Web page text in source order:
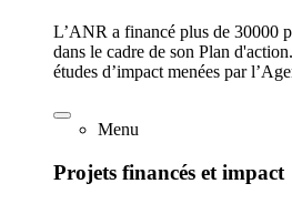
L’ANR a financé plus de 30000
dans le cadre de son Plan
études d’impact menées par
Menu
Projets financés et impact